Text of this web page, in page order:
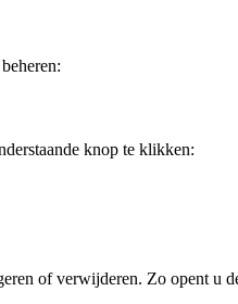
knop te klikken:
of verwijderen. Zo opent u